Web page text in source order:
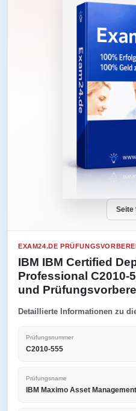
Seite
EXAM24.DE
IBM IBM Certified
Professional C2010-
und
Detaillierte Informationen zu
Prüfungsnummer
C2010-555
Prüfungsname
IBM Maximo Asset